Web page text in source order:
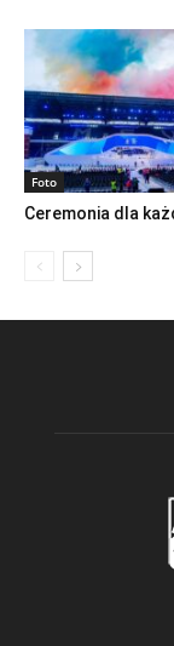
Foto
Ceremonia dla